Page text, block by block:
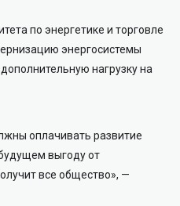
по энергетике и торговле
энергосистемы
нагрузку на
оплачивать развитие
выгоду от
все общество», —